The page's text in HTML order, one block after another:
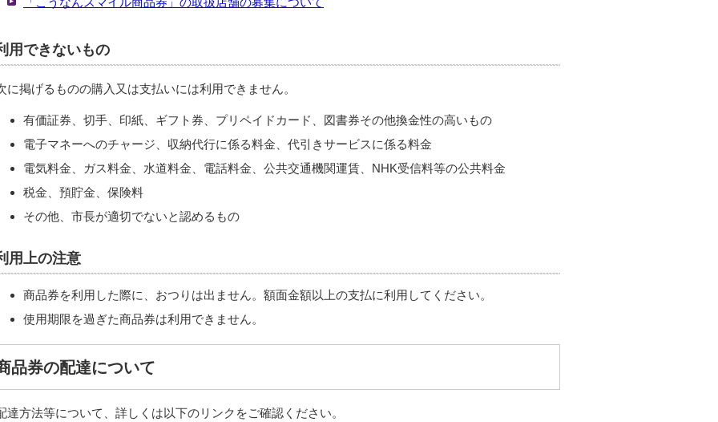
用できないもの
に掲げるものの購入又は支払いには利用できません。
有価証券、切手、印紙、ギフト券、プリペイドカード、図書券その他換金性の高いもの
電子マネーへのチャージ、収納代行に係る料金、代引きサービスに係る料金
電気料金、ガス料金、水道料金、電話料金、公共交通機関運賃、NHK受信料等の公共料金
税金、預貯金、保険料
その他、市長が適切でないと認めるもの
用上の注意
商品券を利用した際に、おつりは出ません。額面金額以上の支払に利用してください。
使用期限を過ぎた商品券は利用できません。
品券の配達について
達方法等について、詳しくは以下のリンクをご確認ください。